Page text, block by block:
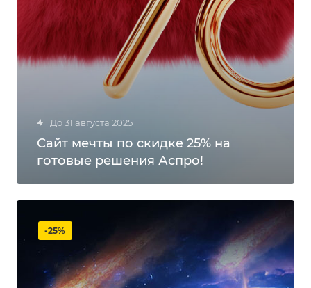
до 31 августа 2025
Сайт мечты по скидке 25% на
готовые решения Аспро!
-25%